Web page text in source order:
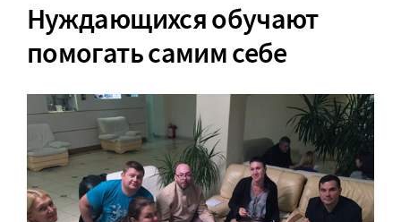
Нуждающихся обучают
помогать самим себе